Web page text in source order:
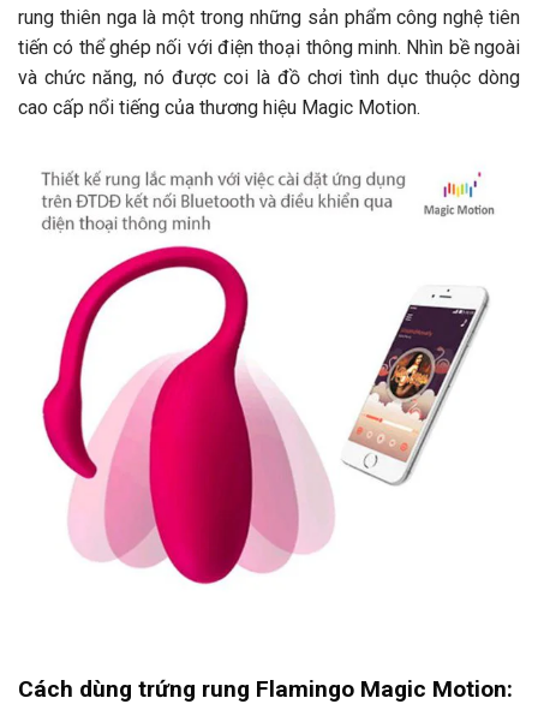
rung thiên nga là một trong những sản phẩm công nghệ tiên
tiến có thể ghép nối với điện thoại thông minh. Nhìn bề ngoài
và chức năng, nó được coi là đồ chơi tình dục thuộc dòng
cao cấp nổi tiếng của thương hiệu Magic Motion.
Cách dùng trứng rung Flamingo Magic Motion: